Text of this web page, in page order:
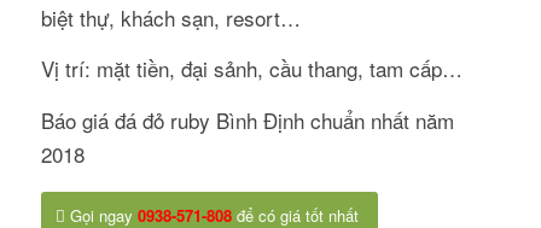
biệt thự, khách sạn, resort…
Vị trí: mặt tiền, đại sảnh, cầu thang, tam cấp…
Báo giá đá đỏ ruby Bình Định chuẩn nhất năm
2018
Gọi ngay 0938-571-808để có giá tốt nhất